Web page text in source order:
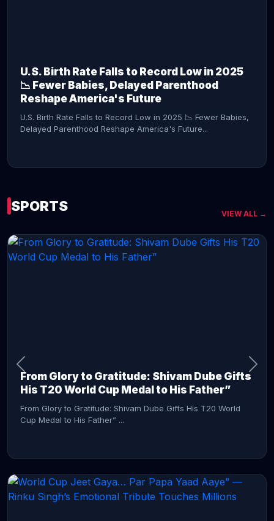
U.S. Birth Rate Falls to Record Low in 2025
📉 Fewer Babies, Delayed Parenthood
Reshape America's Future
U.S. Birth Rate Falls to Record Low in 2025 📉 Fewer Babies,
Delayed Parenthood Reshape America's Future...
SPORTS VIEW ALL →
From Glory to Gratitude: Shivam Dube Gifts
His T20 World Cup Medal to His Father”
From Glory to Gratitude: Shivam Dube Gifts His T20 World
Cup Medal to His Father” ...